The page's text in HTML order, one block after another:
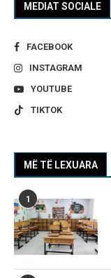
MEDIAT SOCIALE
FACEBOOK
INSTAGRAM
YOUTUBE
TIKTOK
MË TË LEXUARA
1